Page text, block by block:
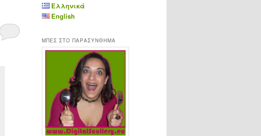
Ελληνικά
English
ΜΠΕΣ ΣΤΟ ΠΑΡΑΣΥΝΘΗΜΑ